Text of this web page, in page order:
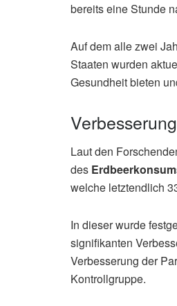
bereits eine Stunde
Auf dem alle zwei
Staaten wurden
Gesundheit bieten
Laut den
des
welche letztendlich
In dieser wurde
signifikanten
Verbesserung der
Kontrollgruppe.